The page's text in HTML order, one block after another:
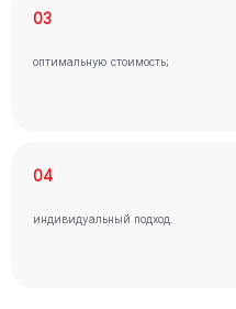
03
оптимальную стоимость;
04
индивидуальный подход.